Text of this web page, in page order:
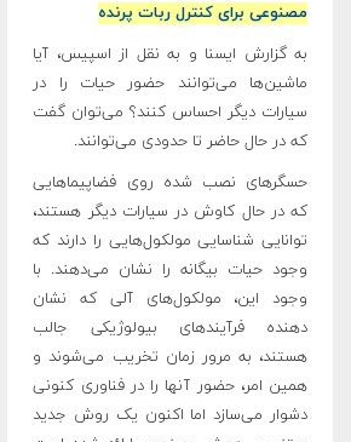
مصنوعی برای کنترل ربات پرنده
به گزارش ایسنا و به نقل از اسپیس، آیا
ماشین‌ها می‌توانند حضور حیات را در
سیارات دیگر احساس کنند؟ می‌توان گفت
که در حال حاضر تا حدودی می‌توانند.
حسگرهای نصب‌ شده روی فضاپیماهایی
که در حال کاوش در سیارات دیگر هستند،
توانایی شناسایی مولکول‌هایی را دارند که
وجود حیات بیگانه را نشان می‌دهند. با
وجود این، مولکول‌های آلی که نشان‌
دهنده فرآیندهای بیولوژیکی جالب
هستند، به مرور زمان تخریب می‌شوند و
همین امر، حضور آنها را در فناوری کنونی
دشوار می‌سازد اما اکنون یک روش جدید